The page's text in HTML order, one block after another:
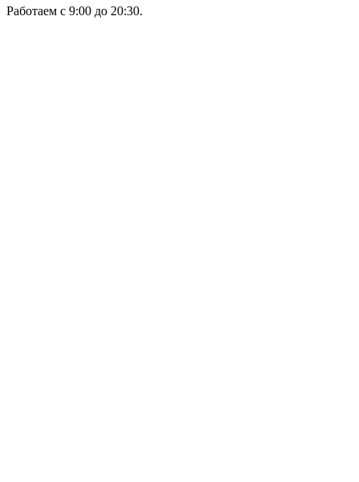
Работаем с 9:00 до 20:30.